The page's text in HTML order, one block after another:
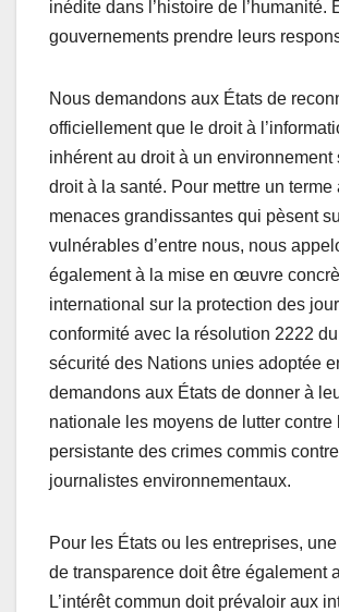
inédite dans l’histoire de l’humanité.
gouvernements prendre leurs
Nous demandons aux États de
officiellement que le droit à
inhérent au droit à un environnement
droit à la santé. Pour mettre un terme
menaces grandissantes qui pèsent
vulnérables d’entre nous, nous
également à la mise en œuvre
international sur la protection des
conformité avec la résolution 2222
sécurité des Nations unies adoptée
demandons aux États de donner à
nationale les moyens de lutter contre
persistante des crimes commis
journalistes environnementaux.
Pour les États ou les entreprises,
de transparence doit être également
L’intérêt commun doit prévaloir aux